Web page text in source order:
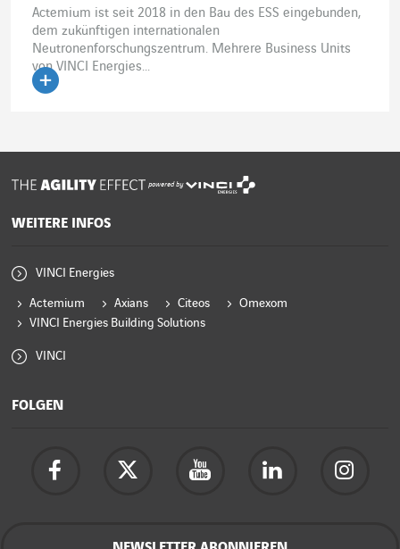
Actemium ist seit 2018 in den Bau des ESS eingebunden,
dem zukünftigen internationalen
Neutronenforschungszentrum. Mehrere Business Units
von VINCI Energies...
powered by
WEITERE INFOS
VINCI Energies
Actemium Axians Citeos
Omexom
VINCI Energies Building Solutions
VINCI
FOLGEN